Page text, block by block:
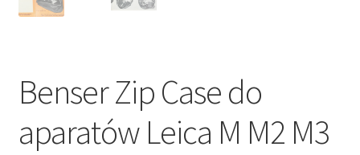
Benser Zip Case do
aparatów Leica M M2 M3